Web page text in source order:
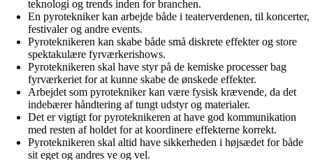
teknologi og trends inden for branchen.
En pyrotekniker kan arbejde både i teaterverdenen, til koncerter,
festivaler og andre events.
Pyroteknikeren kan skabe både små diskrete effekter og store
spektakulære fyrværkerishows.
Pyroteknikeren skal have styr på de kemiske processer bag
fyrværkeriet for at kunne skabe de ønskede effekter.
Arbejdet som pyrotekniker kan være fysisk krævende, da det
indebærer håndtering af tungt udstyr og materialer.
Det er vigtigt for pyroteknikeren at have god kommunikation
med resten af holdet for at koordinere effekterne korrekt.
Pyroteknikeren skal altid have sikkerheden i højsædet for både
sit eget og andres ve og vel.